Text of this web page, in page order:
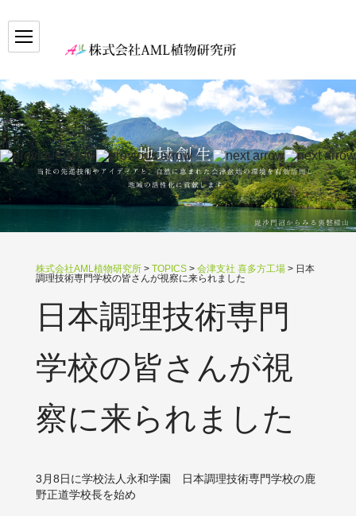
株式会社AML植物研究所> TOPICS> 会津支社 喜多方工場> 日本
調理技術専門学校の皆さんが視察に来られました
日本調理技術専門
学校の皆さんが視
察に来られました
3月8日に学校法人永和学園 日本調理技術専門学校の鹿
野正道学校長を始め